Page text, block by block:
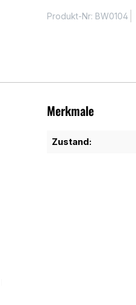
Produkt-Nr: BW0104
Merkmale
Zustand: